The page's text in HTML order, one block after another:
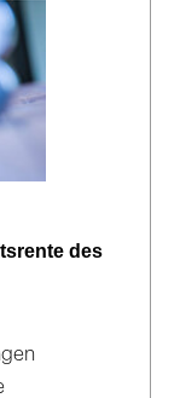
des